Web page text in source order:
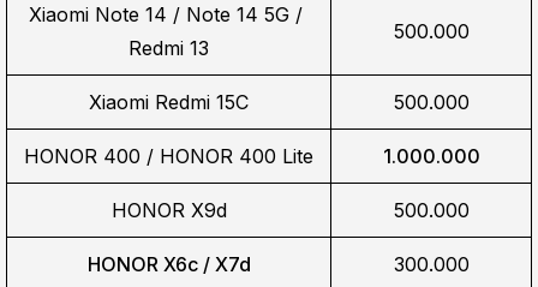
Xiaomi Note 14 / Note 14 5G /
Redmi 13
500.000
Xiaomi Redmi 15C 500.000
HONOR 400 / HONOR 400 Lite 1.000.000
HONOR X9d 500.000
HONOR X6c / X7d 300.000